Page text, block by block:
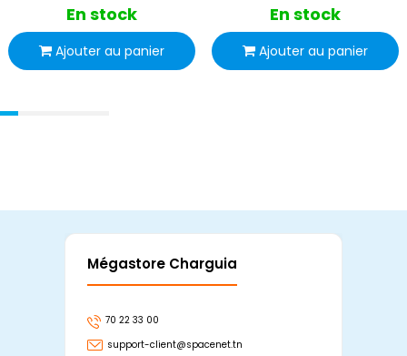
En stock
Ajouter au panier
En stock
Ajouter au panier
Mégastore Charguia
70 22 33 00
support-client@spacenet.tn